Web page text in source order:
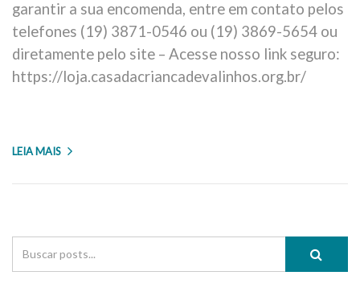
garantir a sua encomenda, entre em contato pelos
telefones (19) 3871-0546 ou (19) 3869-5654 ou
diretamente pelo site – Acesse nosso link seguro:
https://loja.casadacriancadevalinhos.org.br/
LEIA MAIS